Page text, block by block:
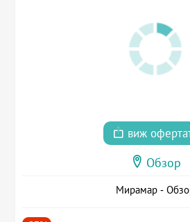
виж
Обзор
Мирамар -